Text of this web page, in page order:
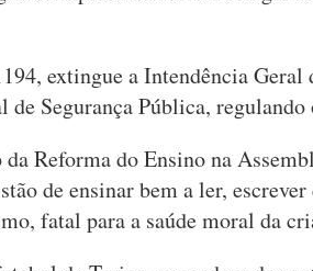
extingue a Intendência Geral
de Segurança Pública,
da Reforma do Ensino na
de ensinar bem a ler,
fatal para a saúde moral da